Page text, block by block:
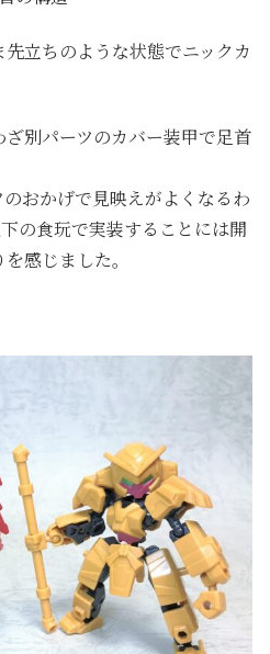
立ちのような状態でニックカ
別パーツのカバー装甲で足首
おかげで見映えがよくなるわ
の食玩で実装することには開
感じました。